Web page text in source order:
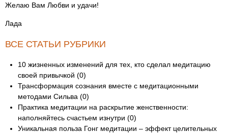
Желаю Вам Любви и удачи!
Лада
ВСЕ СТАТЬИ РУБРИКИ
10 жизненных изменений для тех, кто сделал медитацию
своей привычкой (0)
Трансформация сознания вместе с медитационными
методами Сильва (0)
Практика медитации на раскрытие женственности:
наполняйтесь счастьем изнутри (0)
Уникальная польза Гонг медитации – эффект целительных